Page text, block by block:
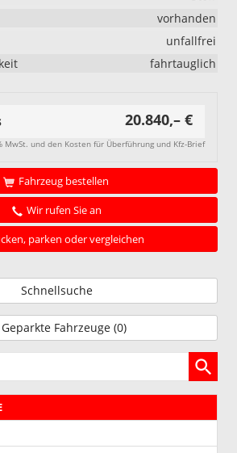
vorhanden
unfallfrei
fahrtauglich
20.840,– €
MwSt. und den Kosten für Überführung und Kfz-Brief
Fahrzeug bestellen
Wir rufen Sie an
parken oder vergleichen
Schnellsuche
Geparkte Fahrzeuge (0)